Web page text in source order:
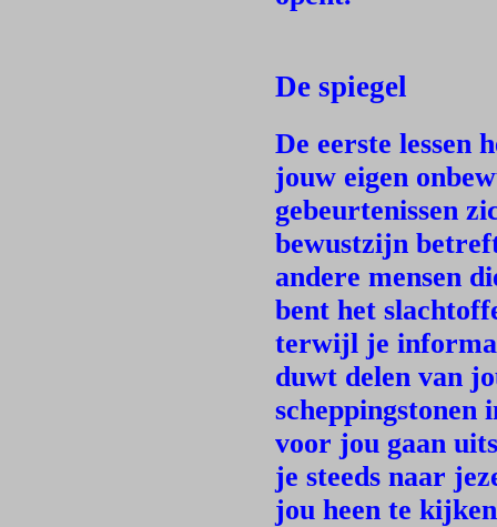
De spiegel
De eerste lessen
jouw eigen
gebeurtenissen
bewustzijn
andere mensen
bent het
terwijl je
duwt delen van
scheppingstonen
voor jou gaan
je steeds naar
jou heen te